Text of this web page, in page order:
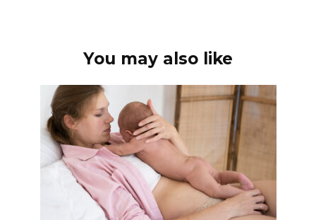
You may also like